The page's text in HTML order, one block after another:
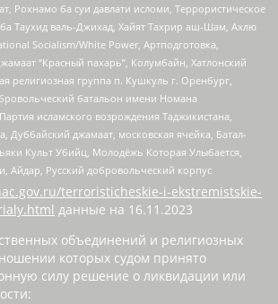
Рохнамо ба суи давлати исломи, Террористическое
Таухид валь-Джихад, Хайят Тахрир аш-Шам, Ахлю
Socialism/White Power, Артподготовка,
“Красный пахарь”, Колумбайн, Хатлонский
религиозная группа п. Кушкуль г. Оренбург,
батальон имени Номана
исламского возрождения Таджикистана,
Дуббайский джамаат, московская ячейка, Батал-
Культ Убийц, Молодёжь Которая Улыбается,
Айдар, Русский добровольческий корпус
terroristicheskie-i-ekstremistskie-
данные на 16.11.2023
объединений и религиозных
которых судом принято
силу решение о ликвидации или